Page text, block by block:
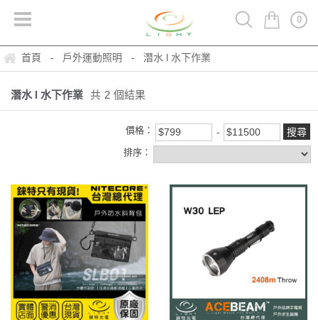
0
首頁 - 戶外運動照明 - 潛水 l 水下作業
潛水 l 水下作業 共 2 個結果
價格：
排序：